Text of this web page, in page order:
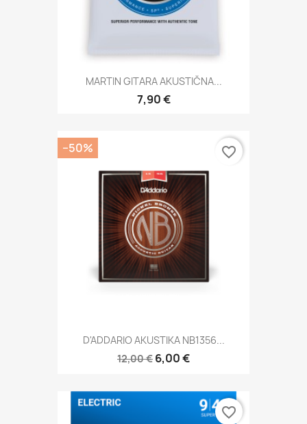
MARTIN GITARA AKUSTIČNA...
7,90 €
D'ADDARIO AKUSTIKA NB1356...
12,00 € 6,00 €
−50% favorite_border
favorite_border